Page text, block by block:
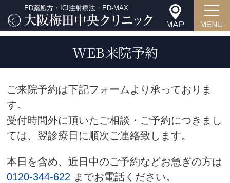
ED薬処方・ICI注射療法・ED-MAX
WEB来院予約
ご来院予約は下記フォームより承っておりま
す。
受付時間外に頂いたご相談・ご予約につきまし
ては、翌診療日に順次ご連絡致します。
本日を含め、近日中のご予約などお急ぎの方は
0120-344-622 までお電話ください。